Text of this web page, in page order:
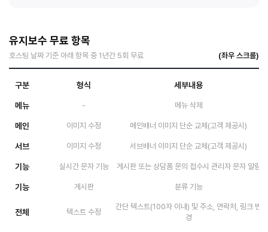
유지보수 무료 항목
호스팅 날짜 기준 아래 항목 중 1년간 5회 무료
구분 형식 세부내용
메뉴 - 메뉴 삭제
메인 이미지 수정 메인배너 이미지 단순 교체(고객 제공시)
서브 이미지 수정 서브배너 이미지 단순 교체(고객 제공시)
기능 실시간 문자 기능 게시판 또는 상담폼 문의 접수시 관리자 문자 알림
기능 게시판 분류 기능
전체 텍스트 수정
간단 텍스트(100자 이내) 및 주소, 연락처, 링크 변
경